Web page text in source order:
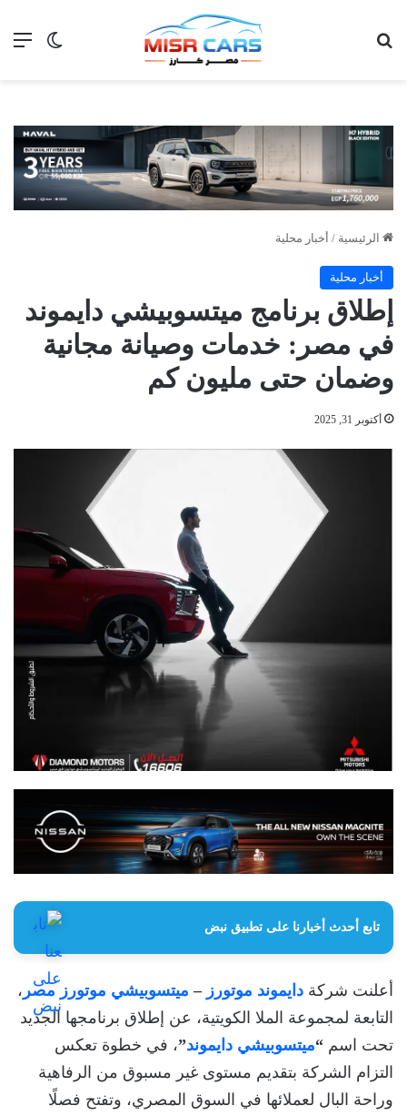
الوضع
الرئيسية / أخبار محلية
أخبار محلية
إطلاق برنامج ميتسوبيشي دايموند
في مصر: خدمات وصيانة مجانية
وضمان حتى مليون كم
أكتوبر 31, 2025
تابع أحدث أخبارنا على تطبيق نبض
أعلنت شركة دايموند موتورز – ميتسوبيشي موتورز مصر ،
التابعة لمجموعة الملا الكويتية، عن إطلاق برنامجها الجديد
تحت اسم “ميتسوبيشي دايموند”، في خطوة تعكس
التزام الشركة بتقديم مستوى غير مسبوق من الرفاهية
وراحة البال لعملائها في السوق المصري، وتفتح فصلًا